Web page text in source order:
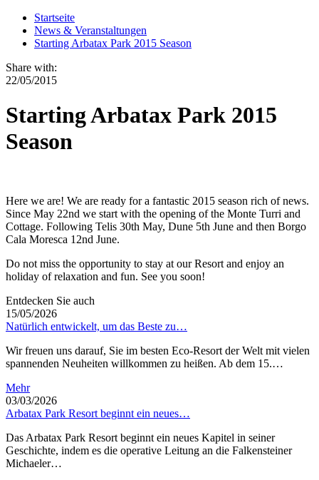
Startseite
News & Veranstaltungen
Starting Arbatax Park 2015 Season
Share with:
22/05/2015
Starting Arbatax Park 2015
Season
Here we are! We are ready for a fantastic 2015 season rich of news.
Since May 22nd we start with the opening of the Monte Turri and
Cottage. Following Telis 30th May, Dune 5th June and then Borgo
Cala Moresca 12nd June.
Do not miss the opportunity to stay at our Resort and enjoy an
holiday of relaxation and fun. See you soon!
Entdecken Sie auch
15/05/2026
Natürlich entwickelt, um das Beste zu…
Wir freuen uns darauf, Sie im besten Eco-Resort der Welt mit vielen
spannenden Neuheiten willkommen zu heißen. Ab dem 15.…
Mehr
03/03/2026
Arbatax Park Resort beginnt ein neues…
Das Arbatax Park Resort beginnt ein neues Kapitel in seiner
Geschichte, indem es die operative Leitung an die Falkensteiner
Michaeler…